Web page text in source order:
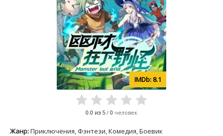
8.1
0.0 из 5/ 0 человек
Жанр:Приключения, Фэнтези, Комедия, Боевик